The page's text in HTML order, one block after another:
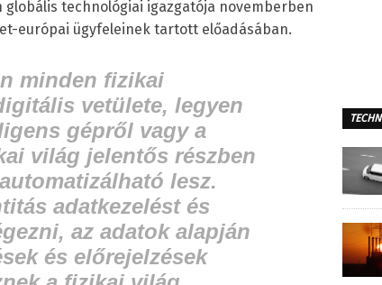
globális technológiai igazgatója novemberben
európai ügyfeleinek tartott előadásában.
minden fizikai
vetülete, legyen
gépről vagy a
világ jelentős részben
lesz.
adatkezelést és
az adatok alapján
és előrejelzések